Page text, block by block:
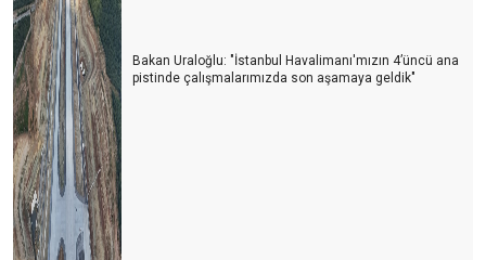
Bakan Uraloğlu: "İstanbul Havalimanı'mızın 4’üncü ana
pistinde çalışmalarımızda son aşamaya geldik"